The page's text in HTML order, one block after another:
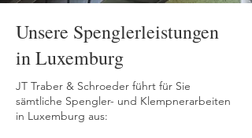
Unsere Spenglerleistungen
in Luxemburg
JT Traber & Schroeder führt für Sie
sämtliche Spengler- und Klempnerarbeiten
in Luxemburg aus: